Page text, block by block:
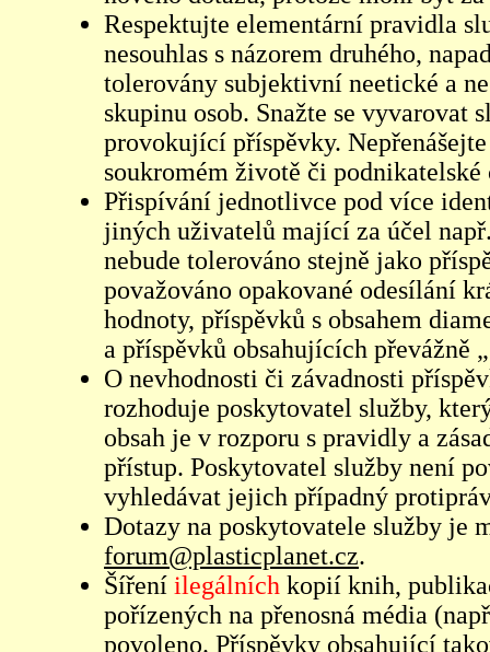
Respektujte elementární pravidla
nesouhlas s názorem druhého,
tolerovány subjektivní neetické a
skupinu osob. Snažte se vyvarovat
provokující příspěvky.
soukromém životě či podnikatelské
Přispívání jednotlivce pod více
jiných uživatelů mající za účel
nebude tolerováno stejně jako
považováno opakované odesílání
hodnoty, příspěvků s obsahem
a příspěvků obsahujících převážně
O nevhodnosti či závadnosti
rozhoduje poskytovatel služby,
obsah je v rozporu s pravidly a
přístup. Poskytovatel služby není
vyhledávat jejich případný
Dotazy na poskytovatele služby je
forum@plasticplanet.cz.
Šíření ilegálních kopií knih,
pořízených na přenosná média
povoleno. Příspěvky obsahující